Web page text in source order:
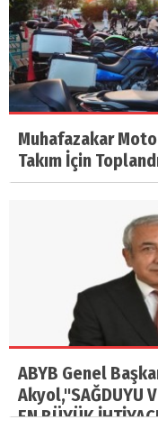
Muhafazakar
Takım İçin
ABYB Genel
Akyol,"SAĞDUYU
EN BÜYÜK